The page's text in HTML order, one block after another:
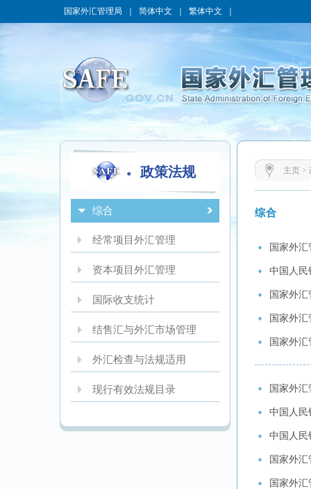
国家外汇管理局 简体中文 繁体中文
政策法规
综合
经常项目外汇管理
资本项目外汇管理
国际收支统计
结售汇与外汇市场管理
外汇检查与法规适用
现行有效法规目录
主页 >
综合
国家外
中国人民
国家外
国家外
国家外
国家外
中国人民
中国人民
国家外
国家外